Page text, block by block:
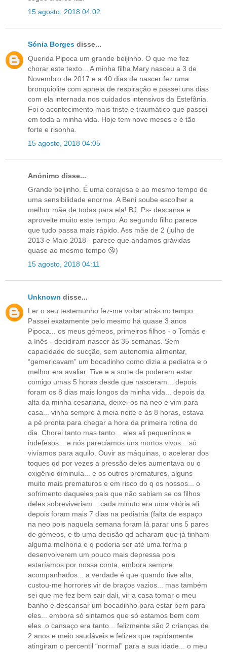
15 agosto, 2018 04:02
Sónia Borges disse...
Querida Pipoca um grande beijinho. O que me fez
chorar este texto... A minha filha Mary nasceu a 3 de
Novembro de 2017 e a 40 dias de nascer fez uma
bronquiolite com apneia de respiração e passei uns dias
com ela internada nos cuidados intensivos da Estefânia.
Foi o acontecimento mais triste e traumático que passei
em toda a minha vida. Hoje tem nove meses e é tão
forte e risonha.
15 agosto, 2018 04:05
Anónimo disse...
Grande beijinho. É uma corajosa e ao mesmo tempo de
uma sensibilidade enorme. A Beni soube escolher a
melhor mãe de todas para ela! BJ. Ps- descanse e
aproveite muito este tempo. Ao segundo filho parece
que tudo passa mais rápido. Ass mãe de 2 (julho de
2013 e Maio 2018 - parece que andamos grávidas
quase ao mesmo tempo 😘)
15 agosto, 2018 04:11
Unknown disse...
Ler o seu testemunho fez-me voltar atrás no tempo...
Passei exatamente pelo mesmo há quase 3 anos
Pipoca... os meus gémeos, primeiros filhos - o Tomás e
a Inês - decidiram nascer às 35 semanas. Sem
capacidade de sucção, sem autonomia alimentar,
“gemericavam” um bocadinho como dizia a pediatra e o
melhor era avaliar. Tive e a sorte de poderem estar
comigo umas 5 horas desde que nasceram... depois
foram os 8 dias mais longos da minha vida... depois da
alta da minha cesariana, deixei-os na neo e vim para
casa... vinha sempre à meia noite e às 8 horas, estava
a pé pronta para chegar a hora da primeira rotina do
dia. Chorei tanto mas tanto... eles ali pequeninos e
indefesos... e nós parecíamos uns mortos vivos... só
vivíamos para aquilo. Ouvir as máquinas, o acelerar dos
toques qd por vezes a pressão deles aumentava ou o
oxigênio diminuía... e os outros prematuros, alguns
muito mais prematuros e em risco do q os nossos... o
sofrimento daqueles pais que não sabiam se os filhos
deles sobreviveriam... cada minuto era uma vitória ali..
depois foram mais 7 dias na pediatria (falta de espaço
na neo pois naquela semana foram lá parar uns 5 pares
de gémeos, e tb uma decisão qd acharam que já tinham
alguma melhoria e q poderia ser até uma forma p
desenvolverem um pouco mais depressa pois
estaríamos por nossa conta, embora sempre
acompanhados... a verdade é que quando tive alta,
custou-me horrores vir de braços vazios... mas também
sei que me fez bem sair dali, vir a casa tomar o meu
banho e descansar um bocadinho para estar bem para
eles... embora só sintamos que só estamos bem com
eles. o cansaço era tanto... felizmente são 2 crianças de
2 anos e meio saudáveis e felizes que rapidamente
atingiram o percentil “normal” para a sua idade... o meu